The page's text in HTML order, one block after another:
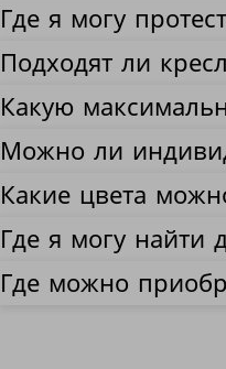
Где я могу
Подходят ли
Какую
Можно ли
Какие цвета
Где я могу найти
Где можно